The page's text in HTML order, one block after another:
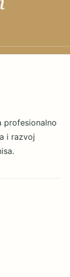
profesionalno
i razvoj